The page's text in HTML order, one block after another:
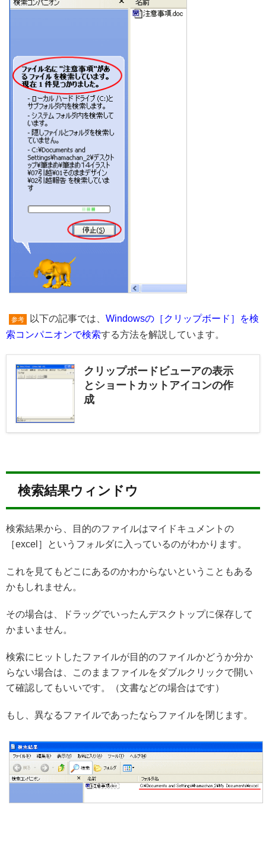
参考 以下の記事では、 Windowsの［クリップボード］を検
索コンパニオンで検索する方法を解説しています。
クリップボードビューアの表示
とショートカットアイコンの作
成
検索結果ウィンドウ
検索結果から、目的のファイルはマイドキュメントの
［excel］というフォルダに入っているのがわかります。
これを見てもどこにあるのかわからないということもある
かもしれません。
その場合は、ドラッグでいったんデスクトップに保存して
かまいません。
検索にヒットしたファイルが目的のファイルかどうか分か
らない場合は、このままファイルをダブルクリックで開い
て確認してもいいです。（文書などの場合はです）
もし、異なるファイルであったならファイルを閉じます。